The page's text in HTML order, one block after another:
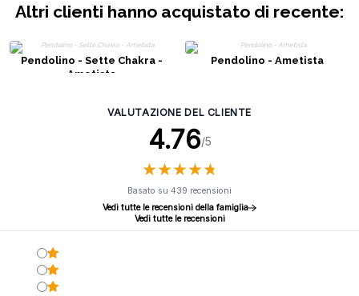
Altri clienti hanno acquistato di recente:
Pendolino - Sette Chakra -
Ametista
Pendolino - Ametista
VALUTAZIONE DEL CLIENTE
4.76/5
★★★★★
★★★★★
Basato su 439 recensioni
Vedi tutte le recensioni della famiglia
Vedi tutte le recensioni